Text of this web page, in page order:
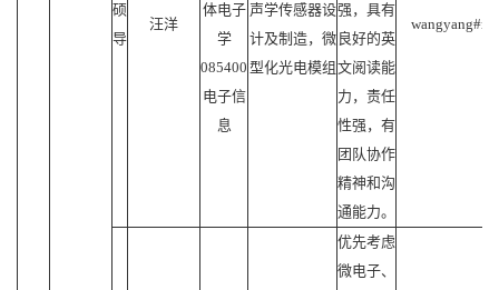
硕
导
汪洋
体电子
学
085400
电子信
息
声学传感器设
计及制造，微
型化光电模组
强，具有
良好的英
文阅读能
力，责任
性强，有
团队协作
精神和沟
通能力。
优先考虑
微电子、